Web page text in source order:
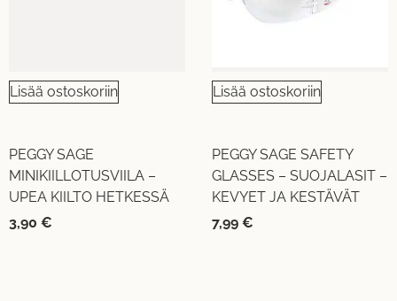
Lisää ostoskoriin
PEGGY SAGE
MINIKIILLOTUSVIILA –
UPEA KIILTO HETKESSÄ
3,90 €
Lisää ostoskoriin
PEGGY SAGE SAFETY
GLASSES – SUOJALASIT –
KEVYET JA KESTÄVÄT
7,99 €